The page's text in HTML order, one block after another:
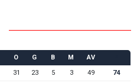
O G B M AV
31 23 5 3 49 74